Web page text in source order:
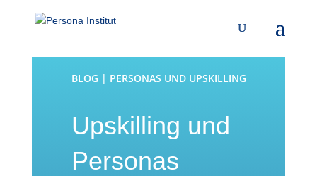
BLOG | PERSONAS UND UPSKILLING
Upskilling und
Personas